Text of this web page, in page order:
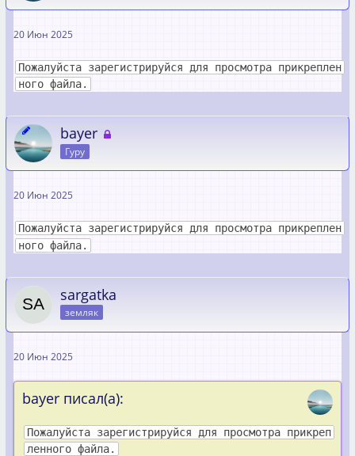
20 Июн 2025
Пожалуйста зарегистрируйся для просмотра прикреплен
ного файла.
bayer
Гуру
20 Июн 2025
Пожалуйста зарегистрируйся для просмотра прикреплен
ного файла.
sargatka
земляк
20 Июн 2025
bayer писал(а):
Пожалуйста зарегистрируйся для просмотра прикреп
ленного файла.